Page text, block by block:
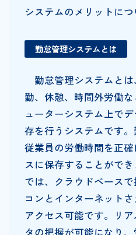
システムのメリットにつ
勤怠管理システムとは
勤怠管理システムと
勤、休憩、時間外労働
ューターシステム上で
存を行うシステムです。
従業員の労働時間を正
スに保存することがで
では、クラウドベース
コンとインターネット
アクセス可能です。リ
タの把握が可能になり